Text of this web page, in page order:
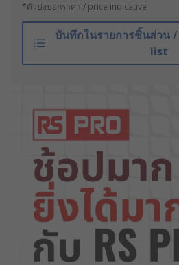
*ตัวบ่งบอกราคา / price indicative
บันทึกในรายการชิ้นส่วน
list